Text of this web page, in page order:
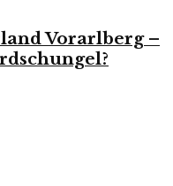
Vorarlberg –